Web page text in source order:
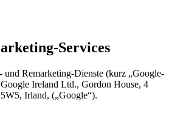
Services
und Remarketing-Dienste (kurz „Google-
Ireland Ltd., Gordon House, 4
Irland, („Google“).